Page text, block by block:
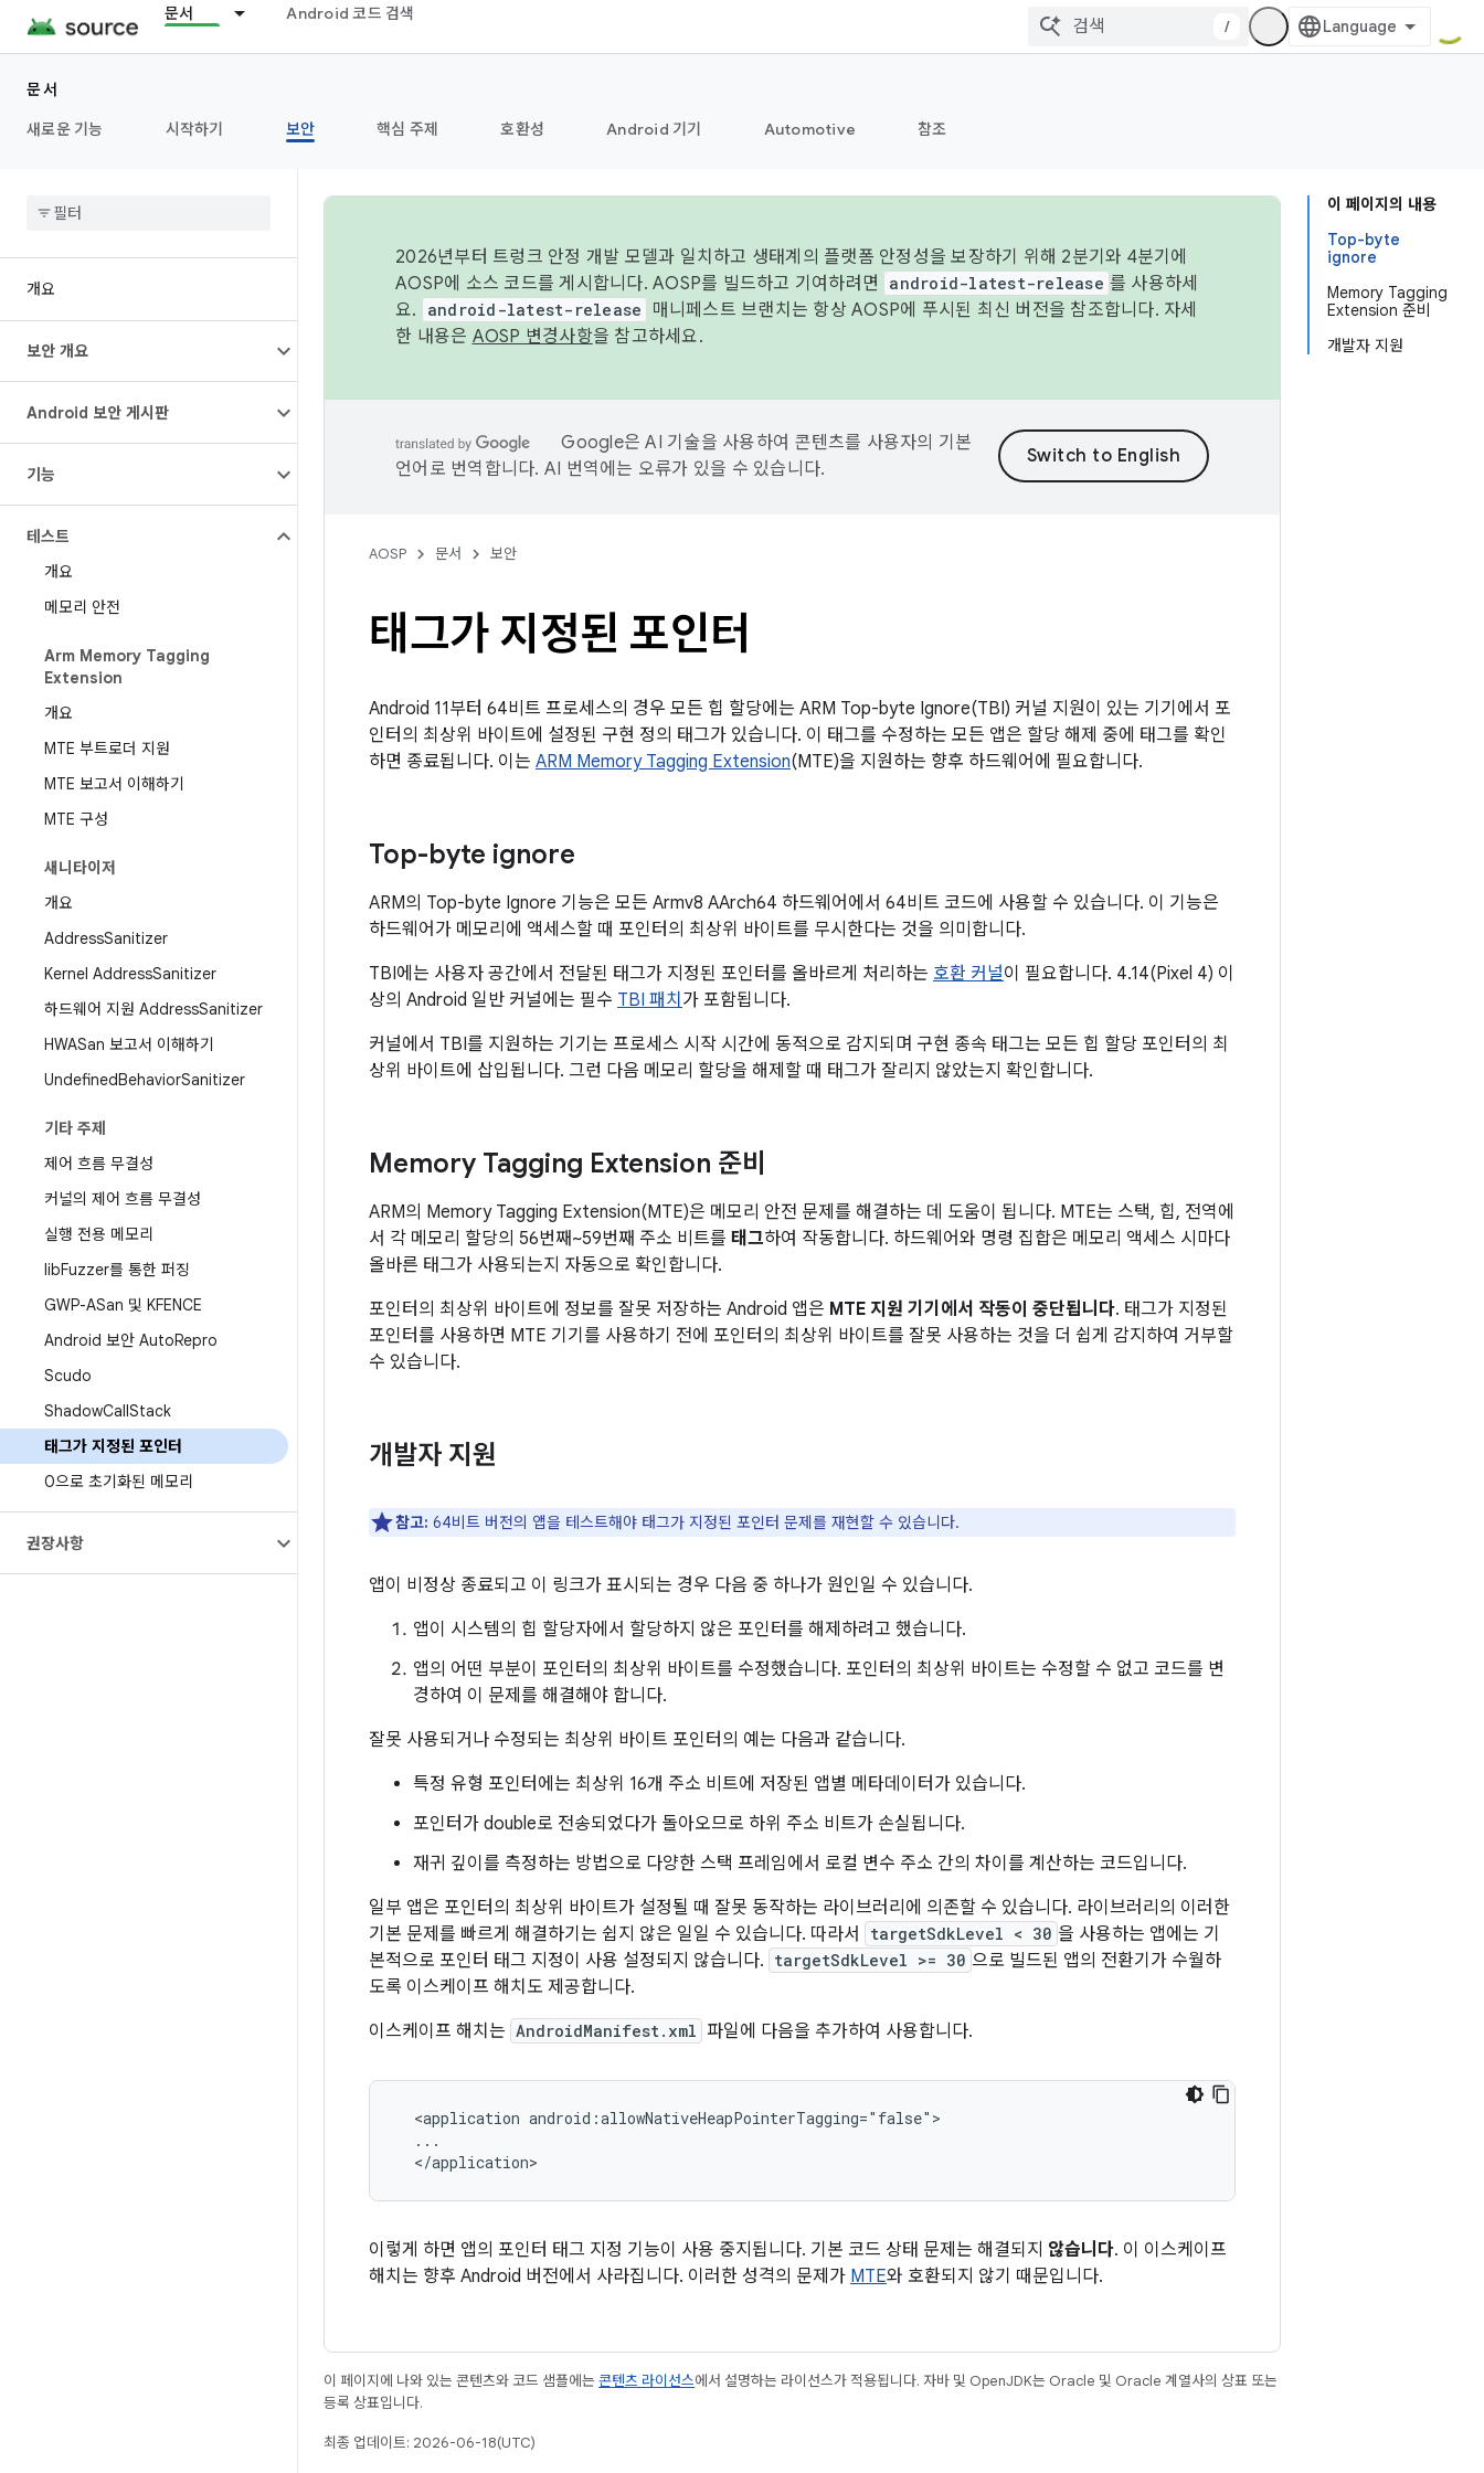
문서 Android 코드 검색
/
문서
새로운 기능
시작하기 보안 핵심 주제 호환성 Android 기기 Automotive 참조
개요
보안 개요
Android 보안 게시판
기능
테스트
개요
메모리 안전
Arm Memory Tagging
Extension
개요
MTE 부트로더 지원
MTE 보고서 이해하기
MTE 구성
새니타이저
개요
AddressSanitizer
Kernel AddressSanitizer
하드웨어 지원 AddressSanitizer
HWASan 보고서 이해하기
UndefinedBehaviorSanitizer
기타 주제
제어 흐름 무결성
커널의 제어 흐름 무결성
실행 전용 메모리
libFuzzer를 통한 퍼징
GWP-ASan 및 KFENCE
Android 보안 AutoRepro
Scudo
ShadowCallStack
태그가 지정된 포인터
0으로 초기화된 메모리
권장사항
이 페이지의 내용
Top-byte
ignore
Memory Tagging
Extension 준비
개발자 지원
2026년부터 트렁크 안정 개발 모델과 일치하고 생태계의 플랫폼 안정성을 보장하기 위해 2분기와 4분기에
AOSP에 소스 코드를 게시합니다. AOSP를 빌드하고 기여하려면
android-latest-release 를 사용하세
요.
android-latest-release
매니페스트 브랜치는 항상 AOSP에 푸시된 최신 버전을 참조합니다. 자세
한 내용은 AOSP 변경사항을 참고하세요.
Google은 AI 기술을 사용하여 콘텐츠를 사용자의 기본
언어로 번역합니다. AI 번역에는 오류가 있을 수 있습니다.
AOSP 문서 보안
태그가 지정된 포인터
Android 11부터 64비트 프로세스의 경우 모든 힙 할당에는 ARM Top-byte Ignore(TBI) 커널 지원이 있는 기기에서 포
인터의 최상위 바이트에 설정된 구현 정의 태그가 있습니다. 이 태그를 수정하는 모든 앱은 할당 해제 중에 태그를 확인
하면 종료됩니다. 이는 ARM Memory Tagging Extension(MTE)을 지원하는 향후 하드웨어에 필요합니다.
Top-byte ignore
ARM의 Top-byte Ignore 기능은 모든 Armv8 AArch64 하드웨어에서 64비트 코드에 사용할 수 있습니다. 이 기능은
하드웨어가 메모리에 액세스할 때 포인터의 최상위 바이트를 무시한다는 것을 의미합니다.
TBI에는 사용자 공간에서 전달된 태그가 지정된 포인터를 올바르게 처리하는 호환 커널이 필요합니다. 4.14(Pixel 4) 이
상의 Android 일반 커널에는 필수 TBI 패치 가 포함됩니다.
커널에서 TBI를 지원하는 기기는 프로세스 시작 시간에 동적으로 감지되며 구현 종속 태그는 모든 힙 할당 포인터의 최
상위 바이트에 삽입됩니다. 그런 다음 메모리 할당을 해제할 때 태그가 잘리지 않았는지 확인합니다.
Memory Tagging Extension 준비
ARM의 Memory Tagging Extension(MTE)은 메모리 안전 문제를 해결하는 데 도움이 됩니다. MTE는 스택, 힙, 전역에
서 각 메모리 할당의 56번째~59번째 주소 비트를 태그하여 작동합니다. 하드웨어와 명령 집합은 메모리 액세스 시마다
올바른 태그가 사용되는지 자동으로 확인합니다.
포인터의 최상위 바이트에 정보를 잘못 저장하는 Android 앱은 MTE 지원 기기에서 작동이 중단됩니다. 태그가 지정된
포인터를 사용하면 MTE 기기를 사용하기 전에 포인터의 최상위 바이트를 잘못 사용하는 것을 더 쉽게 감지하여 거부할
수 있습니다.
개발자 지원
참고: 64비트 버전의 앱을 테스트해야 태그가 지정된 포인터 문제를 재현할 수 있습니다.
앱이 비정상 종료되고 이 링크가 표시되는 경우 다음 중 하나가 원인일 수 있습니다.
앱이 시스템의 힙 할당자에서 할당하지 않은 포인터를 해제하려고 했습니다.
앱의 어떤 부분이 포인터의 최상위 바이트를 수정했습니다. 포인터의 최상위 바이트는 수정할 수 없고 코드를 변
경하여 이 문제를 해결해야 합니다.
잘못 사용되거나 수정되는 최상위 바이트 포인터의 예는 다음과 같습니다.
특정 유형 포인터에는 최상위 16개 주소 비트에 저장된 앱별 메타데이터가 있습니다.
포인터가 double로 전송되었다가 돌아오므로 하위 주소 비트가 손실됩니다.
재귀 깊이를 측정하는 방법으로 다양한 스택 프레임에서 로컬 변수 주소 간의 차이를 계산하는 코드입니다.
일부 앱은 포인터의 최상위 바이트가 설정될 때 잘못 동작하는 라이브러리에 의존할 수 있습니다. 라이브러리의 이러한
기본 문제를 빠르게 해결하기는 쉽지 않은 일일 수 있습니다. 따라서
targetSdkLevel < 30 을 사용하는 앱에는 기
본적으로 포인터 태그 지정이 사용 설정되지 않습니다. targetSdkLevel >= 30 으로 빌드된 앱의 전환기가 수월하
도록 이스케이프 해치도 제공합니다.
이스케이프 해치는 AndroidManifest.xml 파일에 다음을 추가하여 사용합니다.
  <application android:allowNativeHeapPointerTagging="false">
  ...
  </application>
이렇게 하면 앱의 포인터 태그 지정 기능이 사용 중지됩니다. 기본 코드 상태 문제는 해결되지 않습니다. 이 이스케이프
해치는 향후 Android 버전에서 사라집니다. 이러한 성격의 문제가 MTE와 호환되지 않기 때문입니다.
이 페이지에 나와 있는 콘텐츠와 코드 샘플에는 콘텐츠 라이선스에서 설명하는 라이선스가 적용됩니다. 자바 및 OpenJDK는 Oracle 및 Oracle 계열사의 상표 또는
등록 상표입니다.
최종 업데이트: 2026-06-18(UTC)